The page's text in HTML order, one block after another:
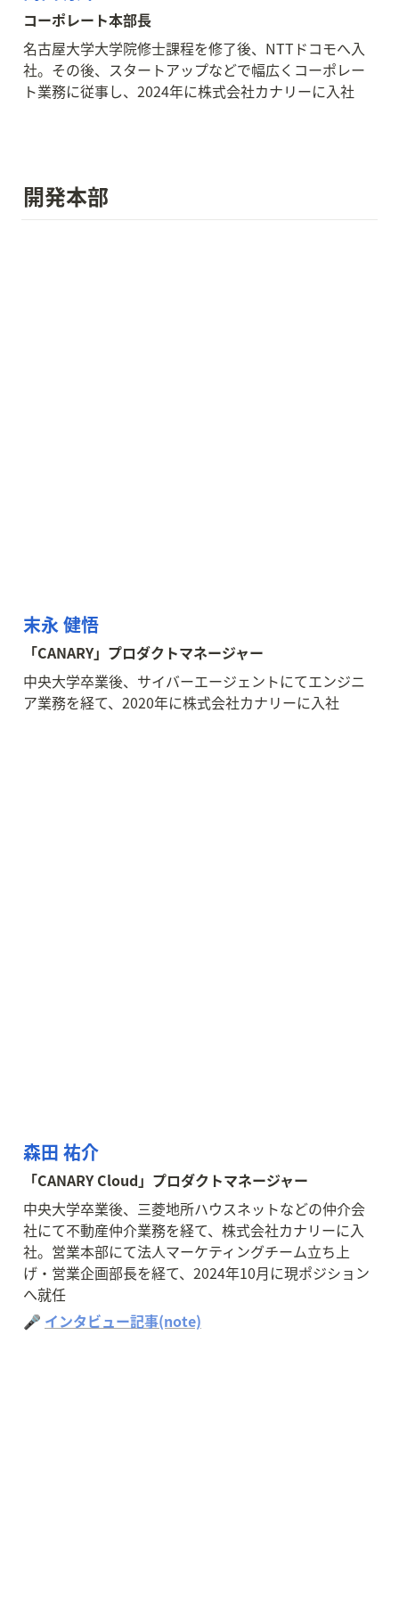
コーポレート本部長
名古屋大学大学院修士課程を修了後、NTTドコモへ入
社。その後、スタートアップなどで幅広くコーポレー
ト業務に従事し、2024年に株式会社カナリーに入社
開発本部
末永 健悟
「CANARY」プロダクトマネージャー
中央大学卒業後、サイバーエージェントにてエンジニ
ア業務を経て、2020年に株式会社カナリーに入社
森田 祐介
「CANARY Cloud」プロダクトマネージャー
中央大学卒業後、三菱地所ハウスネットなどの仲介会
社にて不動産仲介業務を経て、株式会社カナリーに入
社。営業本部にて法人マーケティングチーム立ち上
げ・営業企画部長を経て、2024年10月に現ポジション
へ就任
🎤 インタビュー記事(note)